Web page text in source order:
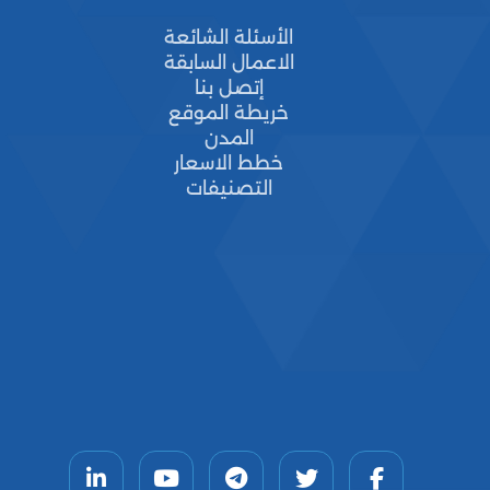
الأسئلة الشائعة
الاعمال السابقة
إتصل بنا
خريطة الموقع
المدن
خطط الاسعار
التصنيفات